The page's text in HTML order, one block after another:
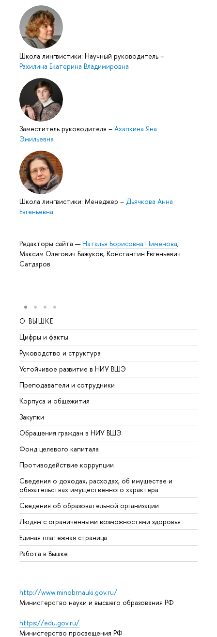
Школа лингвистики: Научный руководитель –
Рахилина Екатерина Владимировна
Заместитель руководителя – Ахапкина Яна
Эмильевна
Школа лингвистики: Менеджер – Дьячкова Анна
Евгеньевна
Редакторы сайта —Наталья Борисовна Пименова,
Максим Олегович Бажуков, Константин Евгеньевич
Сатдаров
О ВЫШКЕ
Цифры и факты
Руководство и структура
Устойчивое развитие в НИУ ВШЭ
Преподаватели и сотрудники
Корпуса и общежития
Закупки
Обращения граждан в НИУ ВШЭ
Фонд целевого капитала
Противодействие коррупции
Сведения о доходах, расходах, об имуществе и
обязательствах имущественного характера
Сведения об образовательной организации
Людям с ограниченными возможностями здоровья
Единая платежная страница
Работа в Вышке
http://www.minobrnauki.gov.ru/
Министерство науки и высшего образования РФ
https://edu.gov.ru/
Министерство просвещения РФ